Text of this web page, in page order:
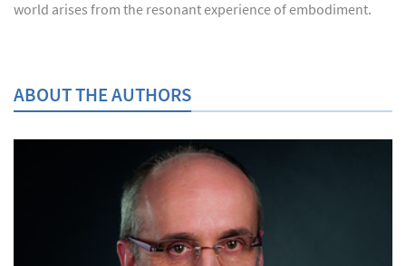
world arises from the resonant experience of embodiment.
ABOUT THE AUTHORS